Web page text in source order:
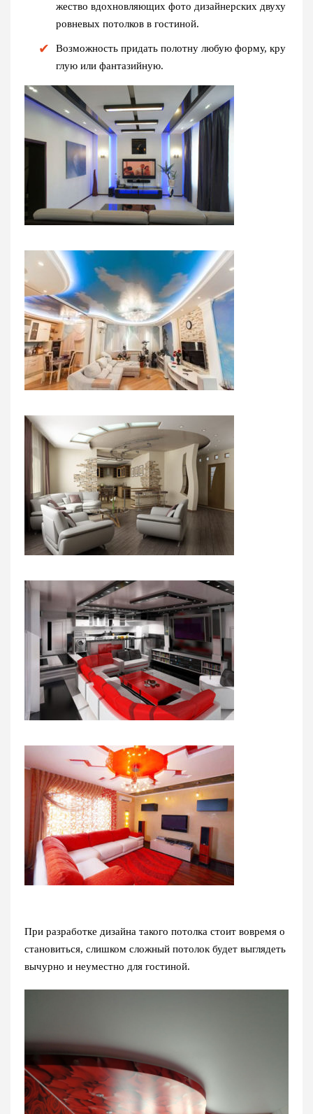
жество вдохновляющих фото дизайнерских двуху
ровневых потолков в гостиной.
Возможность придать полотну любую форму, кру
глую или фантазийную.
При разработке дизайна такого потолка стоит вовремя о
становиться, слишком сложный потолок будет выглядеть
вычурно и неуместно для гостиной.